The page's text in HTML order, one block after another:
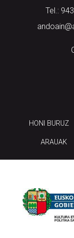
Tel.:
HONI BURUZ
ARAUAK